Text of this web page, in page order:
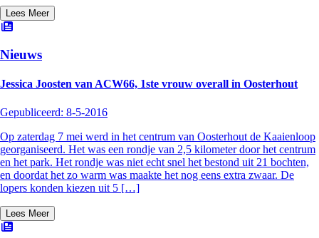
Lees Meer
Nieuws
Jessica Joosten van ACW66, 1ste vrouw overall in Oosterhout
Gepubliceerd: 8-5-2016
Op zaterdag 7 mei werd in het centrum van Oosterhout de Kaaienloop
georganiseerd. Het was een rondje van 2,5 kilometer door het centrum
en het park. Het rondje was niet echt snel het bestond uit 21 bochten,
en doordat het zo warm was maakte het nog eens extra zwaar. De
lopers konden kiezen uit 5 […]
Lees Meer